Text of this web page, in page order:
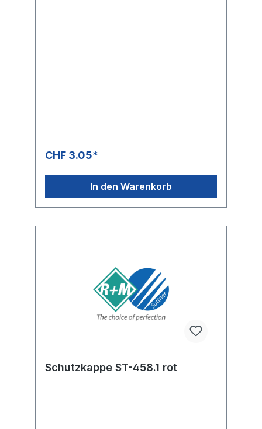
CHF 3.05*
In den Warenkorb
Schutzkappe ST-458.1 rot